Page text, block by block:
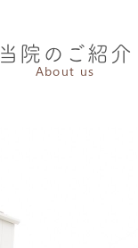
当院のご紹介
About us